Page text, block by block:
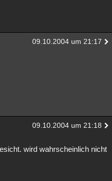
09.10.2004 um 21:17
09.10.2004 um 21:18
wird wahrscheinlich nicht